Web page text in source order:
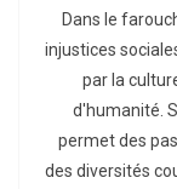
Dans le
injustices
par la
d'humanité.
permet des
des diversités